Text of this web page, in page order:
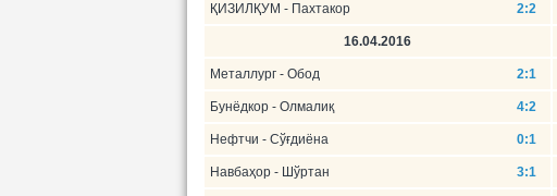
ҚИЗИЛҚУМ - Пахтакор 2:2
16.04.2016
Металлург - Обод 2:1
Бунёдкор - Олмалиқ 4:2
Нефтчи - Сўғдиёна 0:1
Навбаҳор - Шўртан 3:1